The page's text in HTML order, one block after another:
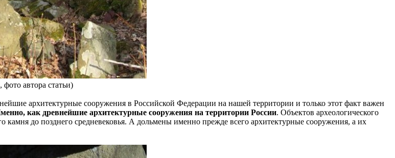
автора статьи)
архитектурные сооружения в Российской Федерации на нашей территории и только этот факт важен
как древнейшие архитектурные сооружения на территории России. Объектов археологического
камня до позднего средневековья. А дольмены именно прежде всего архитектурные сооружения, а их